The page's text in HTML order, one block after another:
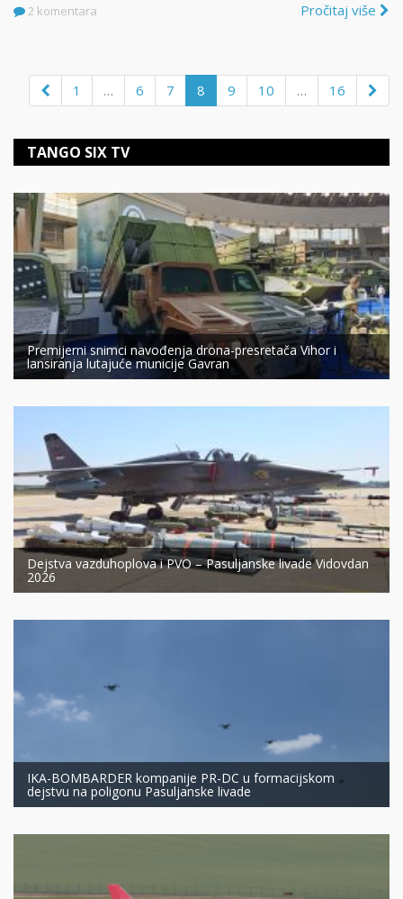
2 komentara Pročitaj više
1 … 6 7 8 9 10 … 16
TANGO SIX TV
Premijerni snimci navođenja drona-presretača Vihor i
lansiranja lutajuće municije Gavran
Dejstva vazduhoplova i PVO – Pasuljanske livade Vidovdan
2026
IKA-BOMBARDER kompanije PR-DC u formacijskom
dejstvu na poligonu Pasuljanske livade